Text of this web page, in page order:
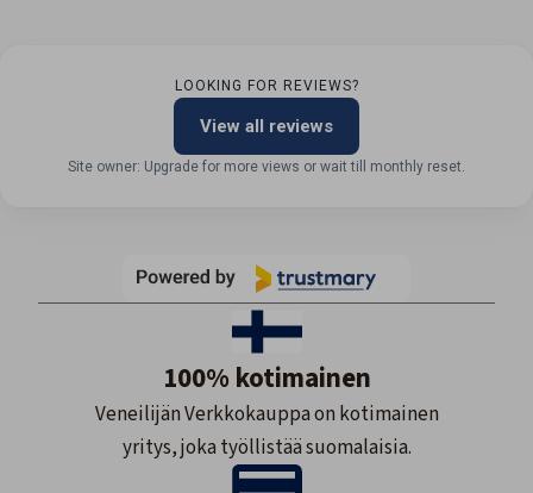
LOOKING FOR REVIEWS?
View all reviews
Site owner: Upgrade for more views or wait till monthly reset.
100% kotimainen
Veneilijän Verkkokauppa on kotimainen
yritys, joka työllistää suomalaisia.